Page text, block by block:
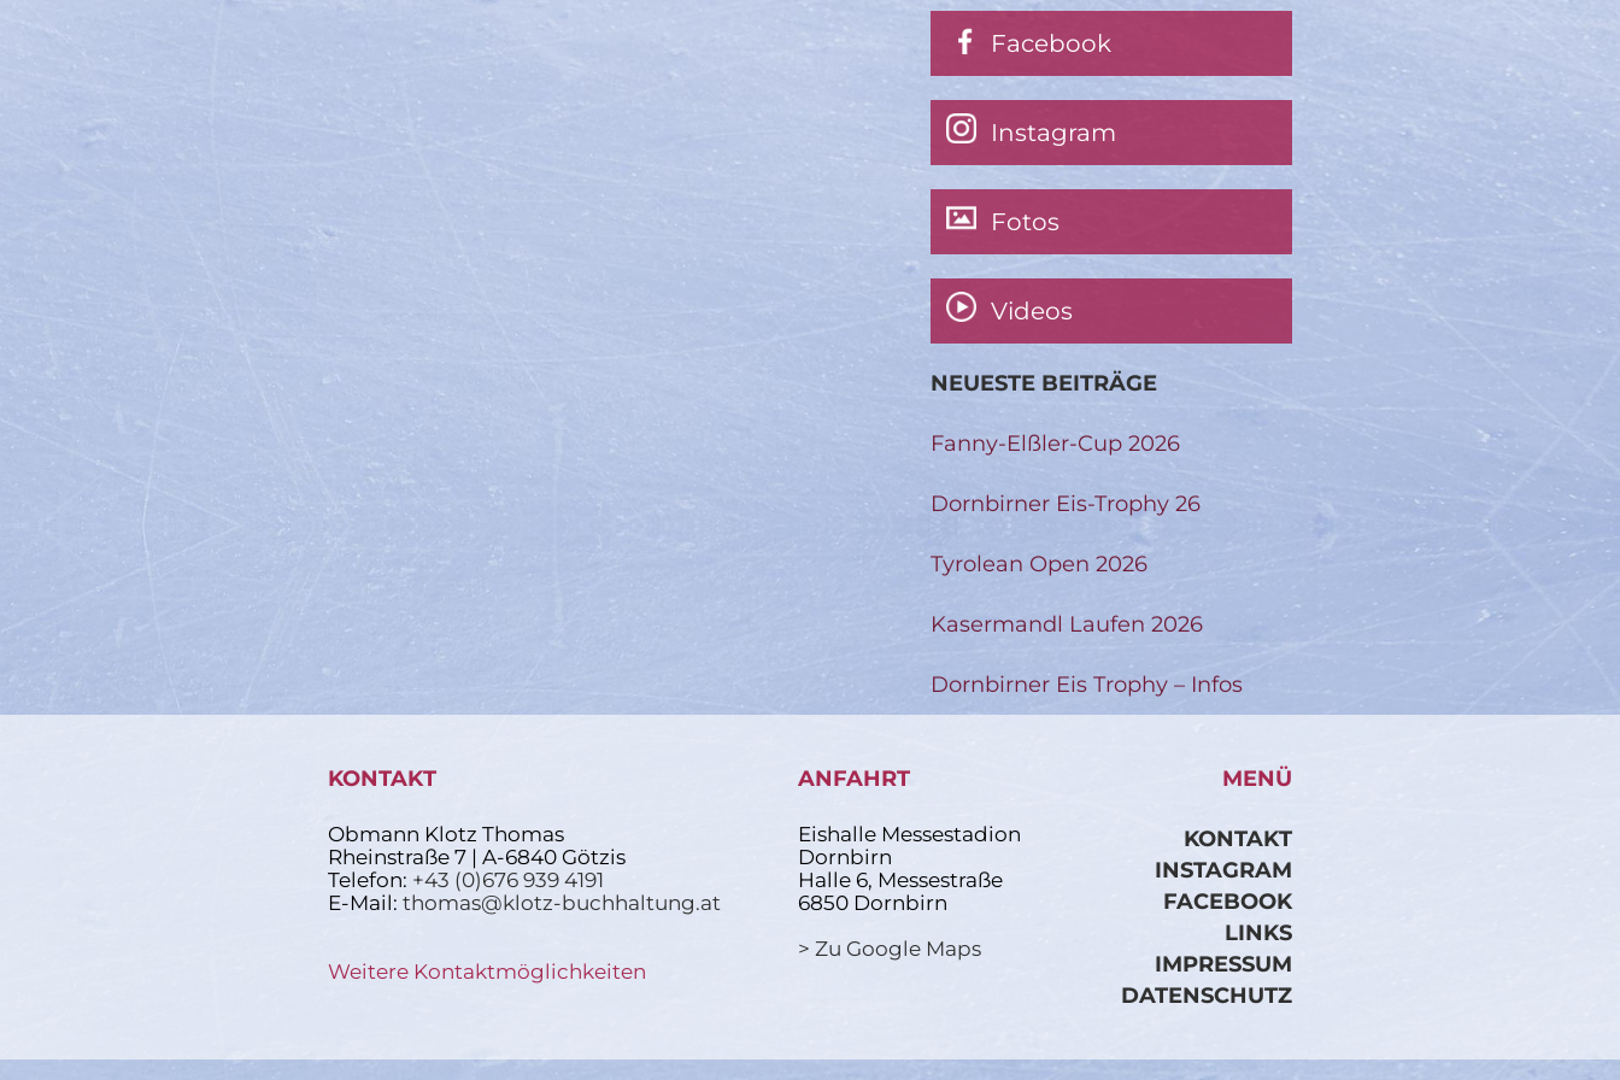
Facebook
Instagram
Fotos
Videos
NEUESTE BEITRÄGE
Fanny-Elßler-Cup 2026
Dornbirner Eis-Trophy 26
Tyrolean Open 2026
Kasermandl Laufen 2026
Dornbirner Eis Trophy – Infos
KONTAKT
Obmann Klotz Thomas
Rheinstraße 7 | A-6840 Götzis
Telefon: +43 (0)676 939 4191
E-Mail: thomas@klotz-buchhaltung.at
Weitere Kontaktmöglichkeiten
ANFAHRT
Eishalle Messestadion
Dornbirn
Halle 6, Messestraße
6850 Dornbirn
> Zu Google Maps
MENÜ
KONTAKT
INSTAGRAM
FACEBOOK
LINKS
IMPRESSUM
DATENSCHUTZ